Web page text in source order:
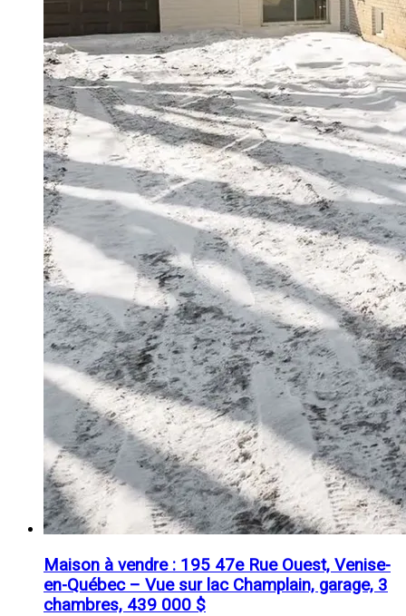
Maison à vendre : 195 47e Rue Ouest, Venise-
en-Québec – Vue sur lac Champlain, garage, 3
chambres, 439 000 $